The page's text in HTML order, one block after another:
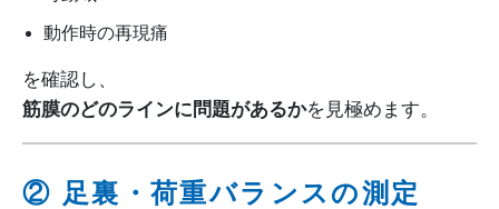
動作時の再現痛
を確認し、
筋膜のどのラインに問題があるかを見極めます。
② 足裏・荷重バランスの測定